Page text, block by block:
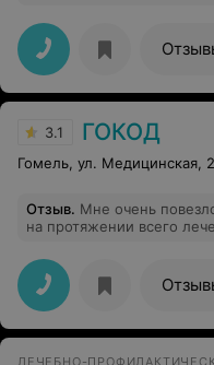
доктором. Потрясающий
Крайне рекомендую этот
3.1 ГОКОД
Гомель, ул. Медицинская, 2
Отзыв. Мне очень
на протяжении всего
Огромная благодарность
же хочу отметить
отделения: медсестры,
доброжелательны и чутки
ЛЕЧЕБНО-